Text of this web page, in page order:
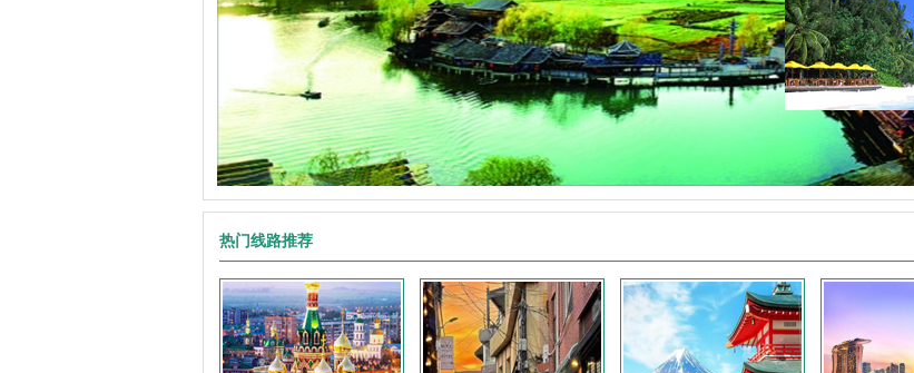
热门线路推荐